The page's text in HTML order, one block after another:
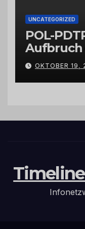
UNCATEGORIZED
POL-
Aufbruch
OKTOBER 19,